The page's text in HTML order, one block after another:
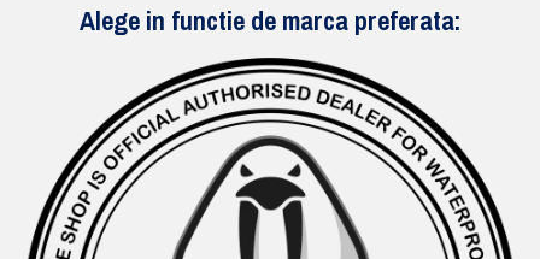
Alege in functie de marca preferata: